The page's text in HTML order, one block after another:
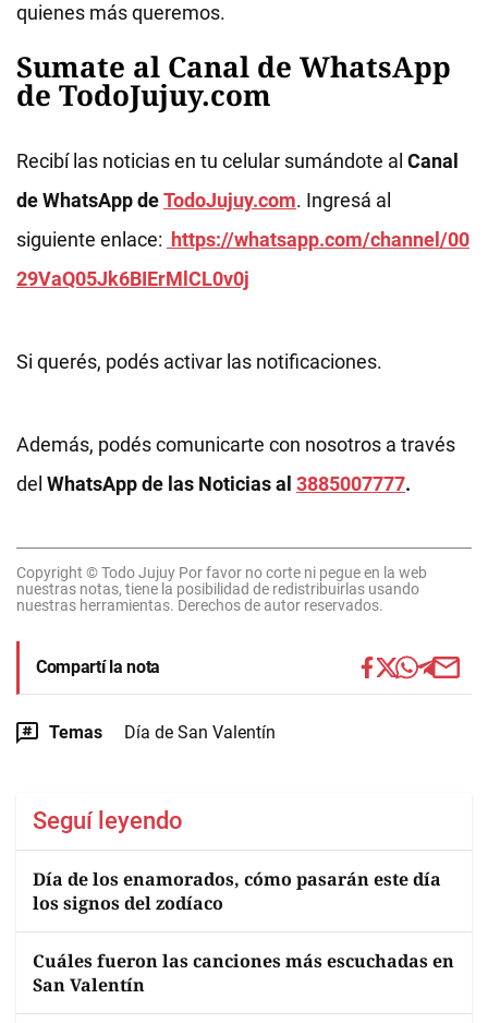
quienes más queremos.
Sumate al Canal de WhatsApp
de TodoJujuy.com
Recibí las noticias en tu celular sumándote al Canal
de WhatsApp deTodoJujuy.com. Ingresá al
siguiente enlace: https://whatsapp.com/channel/00
29VaQ05Jk6BIErMlCL0v0j
Si querés, podés activar las notificaciones.
Además, podés comunicarte con nosotros a través
del WhatsApp de las Noticias al 3885007777.
Copyright © Todo Jujuy Por favor no corte ni pegue en la web
nuestras notas, tiene la posibilidad de redistribuirlas usando
nuestras herramientas. Derechos de autor reservados.
Compartí la nota
Temas Día de San Valentín
Seguí leyendo
Día de los enamorados, cómo pasarán este día
los signos del zodíaco
Cuáles fueron las canciones más escuchadas en
San Valentín